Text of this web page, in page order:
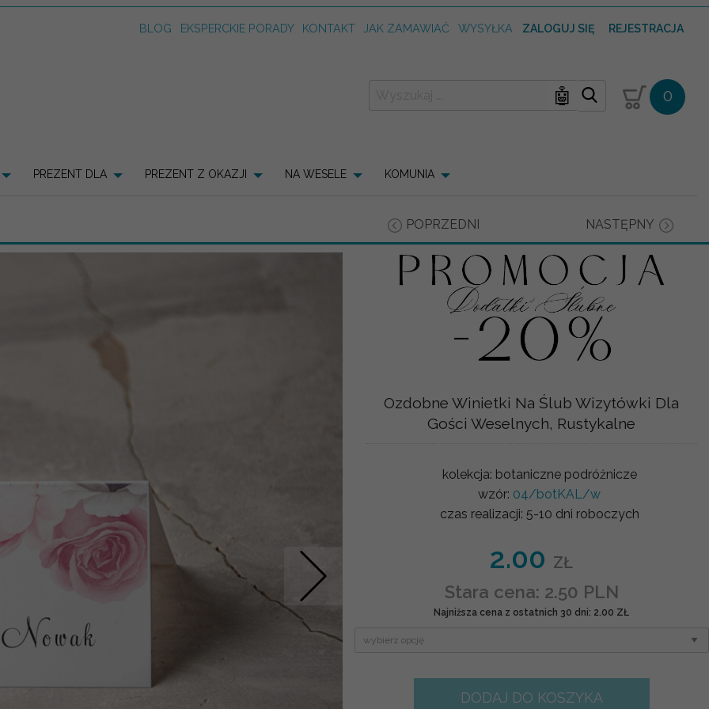
BLOG EKSPERCKIE PORADY KONTAKT JAK ZAMAWIAĆ WYSYŁKA ZALOGUJ SIĘ REJESTRACJA
🤖 0
PREZENT DLA PREZENT Z OKAZJI NA WESELE KOMUNIA
POPRZEDNI NASTĘPNY
Nastepne
Ozdobne Winietki Na Ślub Wizytówki Dla
Gości Weselnych, Rustykalne
kolekcja: botaniczne podróżnicze
wzór: 04/botKAL/w
czas realizacji: 5-10 dni roboczych
2.00 ZŁ
Stara cena: 2.50 PLN
Najniższa cena z ostatnich 30 dni: 2.00 ZŁ
DODAJ DO KOSZYKA